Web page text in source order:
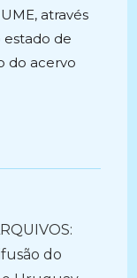
através
de
do acervo
do